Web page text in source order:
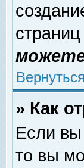
» Как
Если
то вы